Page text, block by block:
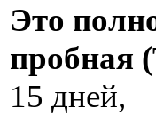
Это
пробная
15 дней,